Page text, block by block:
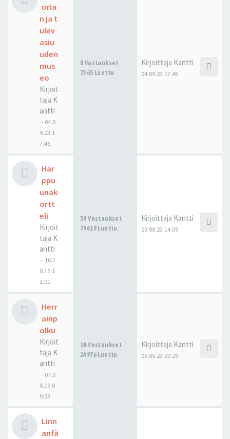
oria
n ja t
ulev
asiu
uden
mus
eo
Kirjoit
taja K
antti
- 04.0
9.23 1
7:46
0 Vastaukset
7365 Luettu
Kirjoittaja Kantti
04.09.23 17:46
Har
ppu
unak
ortt
eli
Kirjoit
taja K
antti
- 16.1
0.15 1
1:01
59 Vastaukset
79619 Luettu
Kirjoittaja Kantti
29.08.23 14:09
Herr
ainp
olku
Kirjoit
taja K
antti
- 07.0
8.19 0
0:53
18 Vastaukset
24976 Luettu
Kirjoittaja Kantti
05.05.23 20:29
Linn
anfä